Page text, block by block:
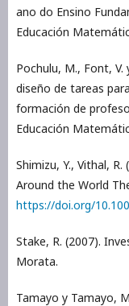
ano do Ensino
Educación
Pochulu, M., Font, V.
diseño de tareas
formación de
Educación
Shimizu, Y., Vithal,
Around the World
https://doi.org/
Stake, R. (2007).
Morata.
Tamayo y Tamayo,